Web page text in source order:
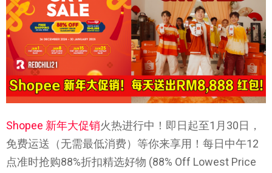
Shopee 新年大促销火热进行中！即日起至1月30日，
免费运送（无需最低消费）等你来享用！每日中午12
点准时抢购88%折扣精选好物 (88% Off Lowest Price